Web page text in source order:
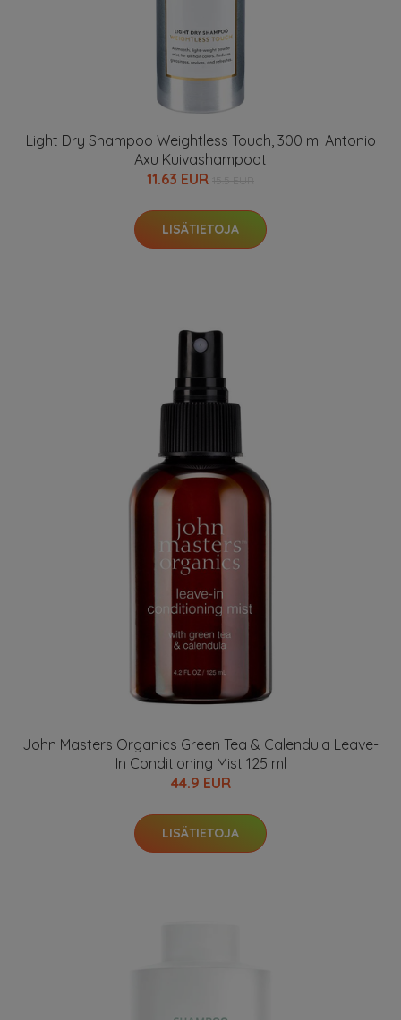
Light Dry Shampoo Weightless Touch, 300 ml Antonio
Axu Kuivashampoot
11.63 EUR
LISÄTIETOJA
John Masters Organics Green Tea & Calendula Leave-
In Conditioning Mist 125 ml
44.9 EUR
LISÄTIETOJA